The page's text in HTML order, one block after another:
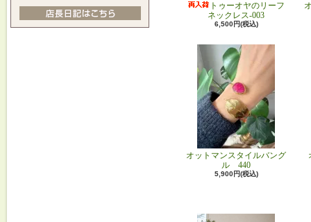
トゥーオヤのリーフ
ネックレス-003
6,500円(税込)
オットマンスタイルバング
ル 440
5,900円(税込)